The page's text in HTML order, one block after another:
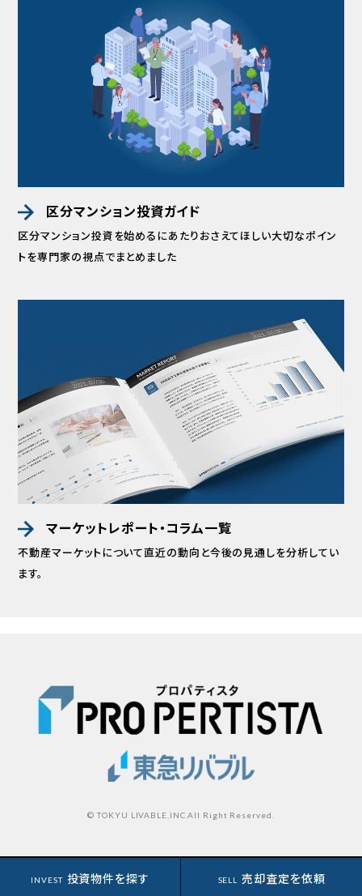
区分マンション投資ガイド
区分マンション投資を始めるにあたりおさえてほしい大切なポイン
トを専門家の視点でまとめました
マーケットレポート・コラム一覧
不動産マーケットについて直近の動向と今後の見通しを分析してい
ます。
INVEST 投資物件を探す SELL 売却査定を依頼
© TOKYU LIVABLE,INC.All Right Reserved.